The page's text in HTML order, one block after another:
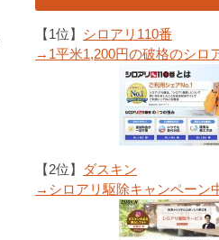
【1位】 シロアリ110番
→1平米1,200円の破格のシロ
【2位】
ダスキン
→シロアリ駆除キャンペーン